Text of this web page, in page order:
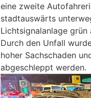
eine zweite
stadtauswärts
Lichtsignalanlage
Durch den Unfall
hoher Sachschaden
abgeschleppt werden.